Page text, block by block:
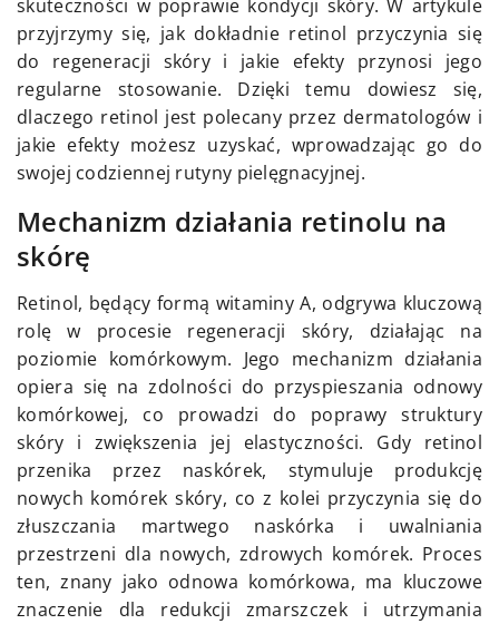
skuteczności w poprawie kondycji skóry. W artykule
przyjrzymy się, jak dokładnie retinol przyczynia się
do regeneracji skóry i jakie efekty przynosi jego
regularne stosowanie. Dzięki temu dowiesz się,
dlaczego retinol jest polecany przez dermatologów i
jakie efekty możesz uzyskać, wprowadzając go do
swojej codziennej rutyny pielęgnacyjnej.
Mechanizm działania retinolu na
skórę
Retinol, będący formą witaminy A, odgrywa kluczową
rolę w procesie regeneracji skóry, działając na
poziomie komórkowym. Jego mechanizm działania
opiera się na zdolności do przyspieszania odnowy
komórkowej, co prowadzi do poprawy struktury
skóry i zwiększenia jej elastyczności. Gdy retinol
przenika przez naskórek, stymuluje produkcję
nowych komórek skóry, co z kolei przyczynia się do
złuszczania martwego naskórka i uwalniania
przestrzeni dla nowych, zdrowych komórek. Proces
ten, znany jako odnowa komórkowa, ma kluczowe
znaczenie dla redukcji zmarszczek i utrzymania